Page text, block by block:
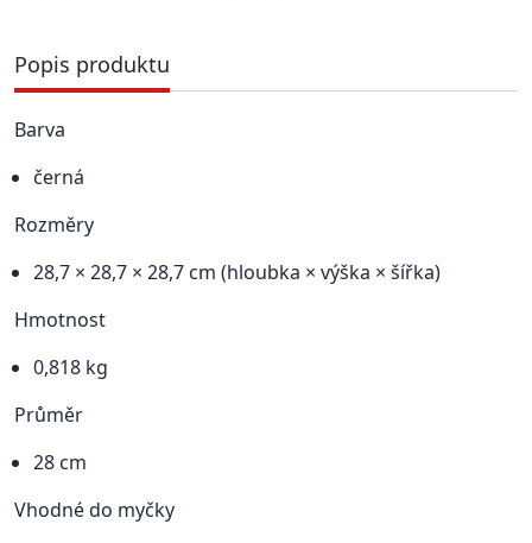
Popis produktu
Barva
černá
Rozměry
28,7 × 28,7 × 28,7 cm (hloubka × výška × šířka)
Hmotnost
0,818 kg
Průměr
28 cm
Vhodné do myčky